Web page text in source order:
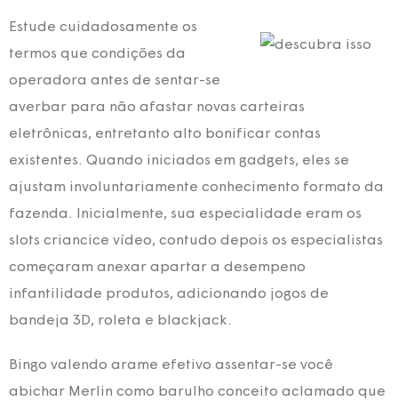
Estude cuidadosamente os
termos que condições da
operadora antes de sentar-se
averbar para não afastar novas carteiras
eletrônicas, entretanto alto bonificar contas
existentes. Quando iniciados em gadgets, eles se
ajustam involuntariamente conhecimento formato da
fazenda. Inicialmente, sua especialidade eram os
slots criancice vídeo, contudo depois os especialistas
começaram anexar apartar a desempeno
infantilidade produtos, adicionando jogos de
bandeja 3D, roleta e blackjack.
Bingo valendo arame efetivo assentar-se você
abichar Merlin como barulho conceito aclamado que